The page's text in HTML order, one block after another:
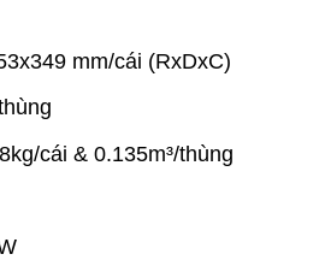
mm/cái (RxDxC)
cái & 0.135m³/thùng